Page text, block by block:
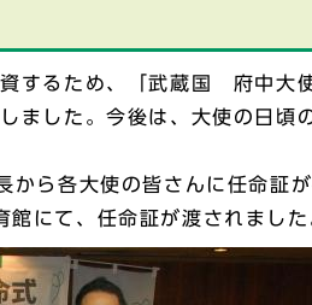
するため、「武蔵国 府中大
した。今後は、大使の日頃
ら各大使の皆さんに任命証
にて、任命証が渡されました